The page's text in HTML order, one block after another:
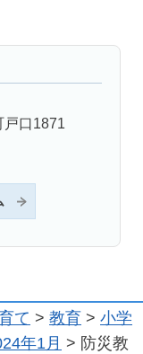
戸口1871
て > 教育 > 小学
年1月 > 防災教